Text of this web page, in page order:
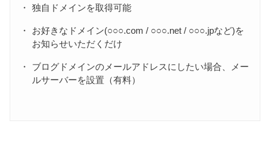
独自ドメインを取得可能
お好きなドメイン(○○○.com / ○○○.net / ○○○.jpなど)を
お知らせいただくだけ
ブログドメインのメールアドレスにしたい場合、メー
ルサーバーを設置（有料）